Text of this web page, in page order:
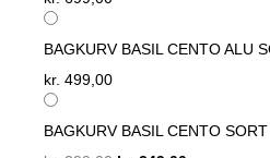
BAGKURV BASIL CENTO ALU
kr. 499,00
BAGKURV BASIL CENTO SORT